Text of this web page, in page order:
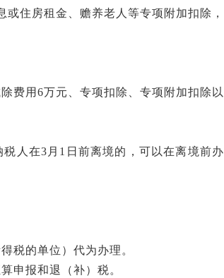
住房租金、赡养老人等专项附加扣除，
费用 6万元、专项扣除、专项附加扣除以
人在3月1日前离境的，可以在离境前办
税的单位）代为办理。
申报和退（补）税。